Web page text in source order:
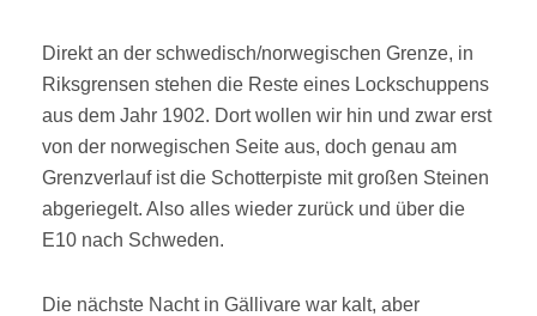
Direkt an der schwedisch/norwegischen Grenze, in
Riksgrensen stehen die Reste eines Lockschuppens
aus dem Jahr 1902. Dort wollen wir hin und zwar erst
von der norwegischen Seite aus, doch genau am
Grenzverlauf ist die Schotterpiste mit großen Steinen
abgeriegelt. Also alles wieder zurück und über die
E10 nach Schweden.
Die nächste Nacht in Gällivare war kalt, aber